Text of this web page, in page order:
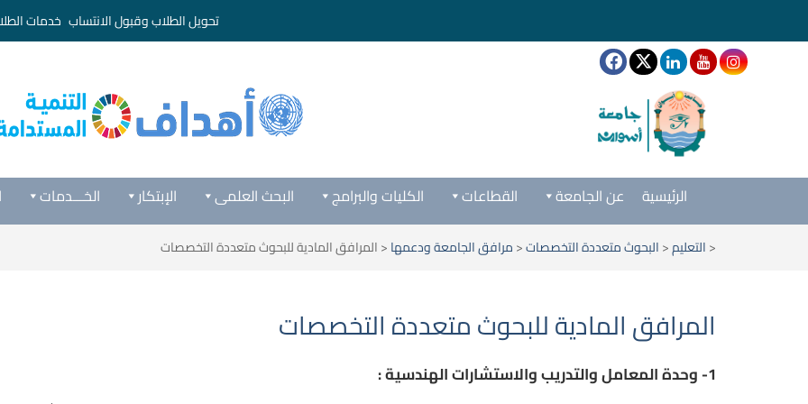
تحويل الطلاب وقبول الانتساب خدمات
الخـــدمات الإبتكار البحث العلمى الكليات والبرامج القطاعات عن الجامعة الرئيسية
<التعليم<البحوث متعددة التخصصات<مرافق الجامعة ودعمها<المرافق المادية للبحوث متعددة التخصصات
المرافق المادية للبحوث متعددة التخصصات
1- وحدة المعامل والتدريب والاستشارات الهندسية :